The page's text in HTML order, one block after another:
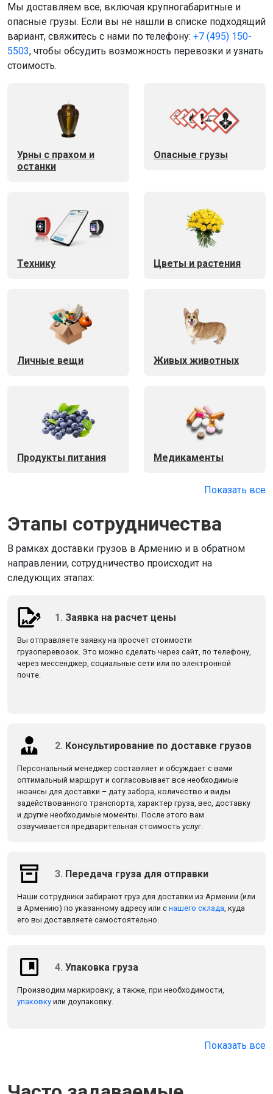
Мы доставляем все, включая крупногабаритные и
опасные грузы. Если вы не нашли в списке подходящий
вариант, свяжитесь с нами по телефону: +7 (495) 150-
5503, чтобы обсудить возможность перевозки и узнать
стоимость.
Урны с прахом и
останки
Опасные грузы
Технику Цветы и растения
Личные вещи Живых животных
Продукты питания Медикаменты
Показать все
Этапы сотрудничества
В рамках доставки грузов в Армению и в обратном
направлении, сотрудничество происходит на
следующих этапах:
1. Заявка на расчет цены
Вы отправляете заявку на просчет стоимости
грузоперевозок. Это можно сделать через сайт, по телефону,
через мессенджер, социальные сети или по электронной
почте.
2. Консультирование по доставке грузов
Персональный менеджер составляет и обсуждает с вами
оптимальный маршрут и согласовывает все необходимые
нюансы для доставки – дату забора, количество и виды
задействованного транспорта, характер груза, вес, доставку
и другие необходимые моменты. После этого вам
озвучивается предварительная стоимость услуг.
3. Передача груза для отправки
Наши сотрудники забирают груз для доставки из Армении (или
в Армению) по указанному адресу или с нашего склада, куда
его вы доставляете самостоятельно.
4. Упаковка груза
Производим маркировку, а также, при необходимости,
упаковку или доупаковку.
Показать все